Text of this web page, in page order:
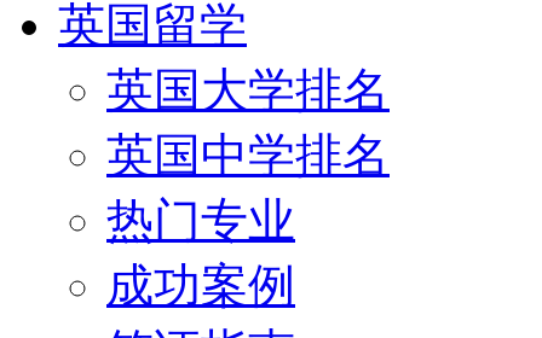
英国留学
英国大学排名
英国中学排名
热门专业
成功案例